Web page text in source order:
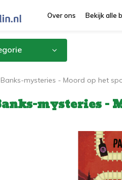
Over ons Bekijk alle
mysteries - Moord op het
mysteries -